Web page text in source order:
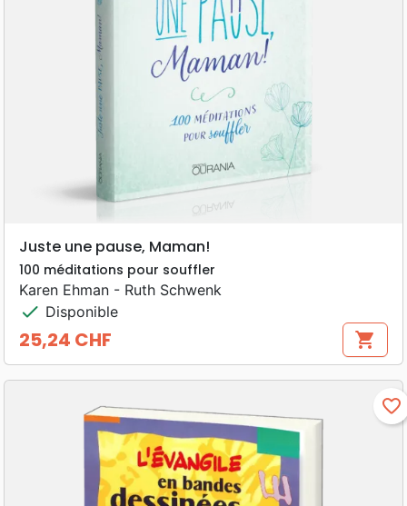
Juste une pause, Maman!
100 méditations pour souffler
Karen Ehman - Ruth Schwenk
check Disponible
Prix
25,24 CHF shopping_cart
favorite_border